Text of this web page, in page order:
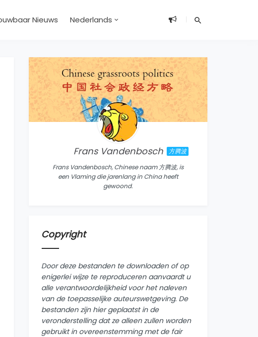
Nieuws Nederlands
Frans Vandenbosch
方腾波
Frans Vandenbosch, Chinese naam 方腾波, is
een Vlaming die jarenlang in China heeft
gewoond.
Copyright
Door deze bestanden te downloaden of op
enigerlei wijze te reproduceren aanvaardt u
alle verantwoordelijkheid voor het naleven
van de toepasselijke auteurswetgeving. De
bestanden zijn hier geplaatst in de
veronderstelling dat ze alleen zullen worden
gebruikt in overeenstemming met de fair